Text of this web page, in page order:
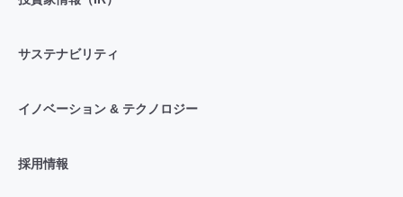
サステナビリティ
イノベーション & テクノロジー
採用情報